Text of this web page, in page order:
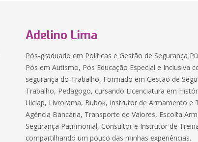
Adelino Lima
Pós-graduado em Políticas e Gestão de Segurança
Pós em Autismo, Pós Educação Especial e Inclusiva
segurança do Trabalho, Formado em Gestão de
Trabalho, Pedagogo, cursando Licenciatura em
Uiclap, Livrorama, Bubok, Instrutor de Armamento e
Agência Bancária, Transporte de Valores, Escolta
Segurança Patrimonial, Consultor e Instrutor de
compartilhando um pouco das minhas experiências.